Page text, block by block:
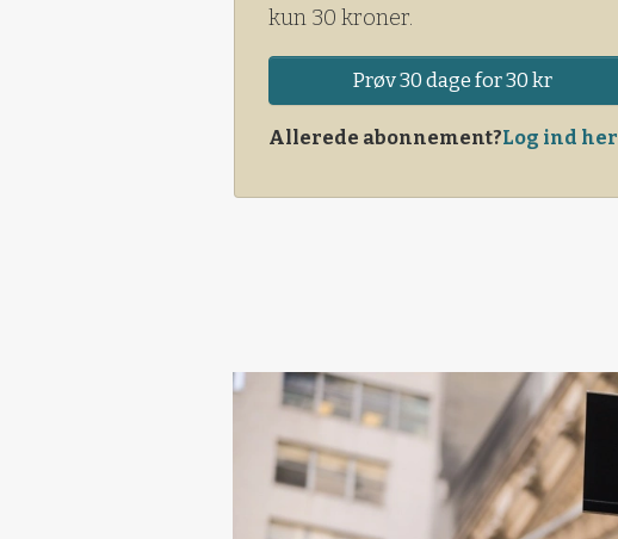
kun 30 kroner.
Prøv 30 dage for 30 kr
Allerede abonnement?Log ind her